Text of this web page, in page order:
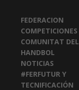
FEDERACION
COMPETICIONES
COMUNITAT DEL
HANDBOL
NOTICIAS
#FERFUTUR Y
TECNIFICACIÓN